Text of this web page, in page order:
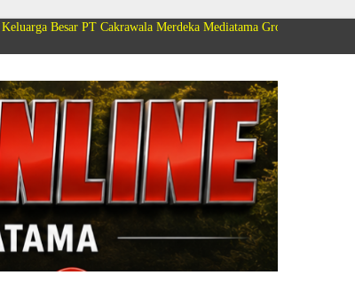
Cakrawala Merdeka Mediatama Group Mengucapkan Selamat